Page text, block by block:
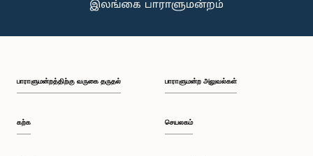
பாராளுமன்றத்திற்கு வருகை தருதல்
கற்க
பாராளுமன்ற அலுவல்கள்
செயலகம்